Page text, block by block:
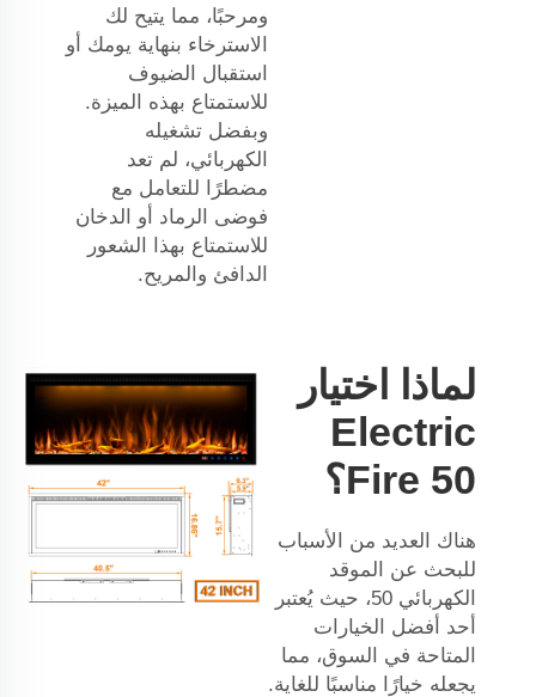
ومرحبًا، مما يتيح لك
الاسترخاء بنهاية يومك أو
استقبال الضيوف
للاستمتاع بهذه الميزة.
وبفضل تشغيله
الكهربائي، لم تعد
مضطرًا للتعامل مع
فوضى الرماد أو الدخان
للاستمتاع بهذا الشعور
الدافئ والمريح.
لماذا اختيار
Electric
Fire 50؟
هناك العديد من الأسباب
للبحث عن الموقد
الكهربائي 50، حيث يُعتبر
أحد أفضل الخيارات
المتاحة في السوق، مما
يجعله خيارًا مناسبًا للغاية.